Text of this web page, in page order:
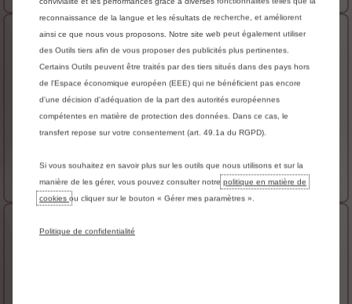
L4 3.5T Renforcé
Masse Totale Autorisée en Charge3500 kg
Dimension Intérieure - LongueurN/D
Dimension Intérieure - HauteurN/D
Volume UtileN/D
Voir plus
Prix catalogue à partir de 40 700 € HT
L3 4.25T Renforcé
reconnaissance de la langue et les résultats de recherche, et améliorent
ainsi ce que nous vous proposons. Notre site web peut également utiliser
des Outils tiers afin de vous proposer des publicités plus pertinentes.
Certains Outils peuvent être traités par des tiers situés dans des pays hors
de l'Espace économique européen (EEE) qui ne bénéficient pas encore
d'une décision d'adéquation de la part des autorités européennes
compétentes en matière de protection des données. Dans ce cas, le
transfert repose sur votre consentement (art. 49.1a du RGPD).
Si vous souhaitez en savoir plus sur les outils que nous utilisons et sur la
manière de les gérer, vous pouvez consulter notre politique en matière de
cookies ou cliquer sur le bouton « Gérer mes paramètres ».
Politique de confidentialité